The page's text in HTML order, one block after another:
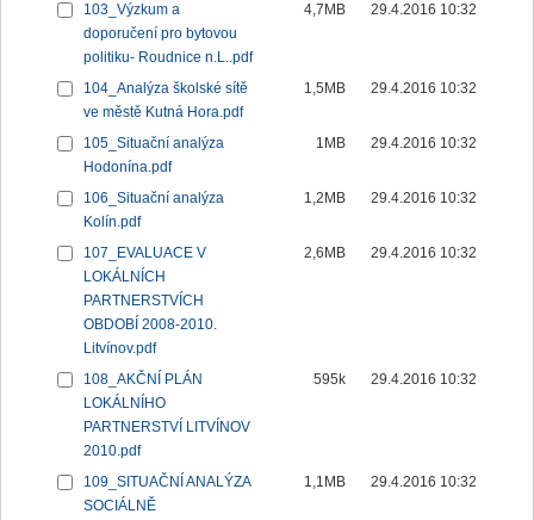
103_Výzkum a
doporučení pro bytovou
politiku- Roudnice n.L..pdf
4,7MB 29.4.2016 10:32
104_Analýza školské sítě
ve městě Kutná Hora.pdf
1,5MB 29.4.2016 10:32
105_Situační analýza
Hodonína.pdf
1MB 29.4.2016 10:32
106_Situační analýza
Kolín.pdf
1,2MB 29.4.2016 10:32
107_EVALUACE V
LOKÁLNÍCH
PARTNERSTVÍCH
OBDOBÍ 2008-2010.
Litvínov.pdf
2,6MB 29.4.2016 10:32
108_AKČNÍ PLÁN
LOKÁLNÍHO
PARTNERSTVÍ LITVÍNOV
2010.pdf
595k 29.4.2016 10:32
109_SITUAČNÍ ANALÝZA
SOCIÁLNĚ
1,1MB 29.4.2016 10:32